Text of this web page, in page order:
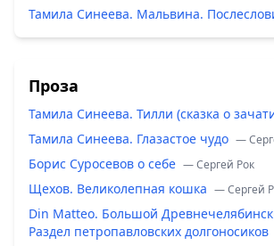
Тамила Синеева. Мальвина.
Проза
Тамила Синеева. Тилли (сказка о
Тамила Синеева. Глазастое чудо —
Борис Суросевов о себе — Сергей Рок
Щехов. Великолепная кошка — Сергей
Din Matteo. Большой
Раздел петропавловских долгоносиков